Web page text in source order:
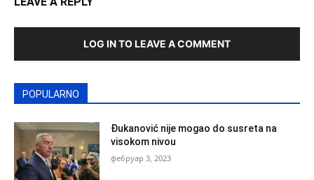
LOG IN TO LEAVE A COMMENT
POPULARNO
Đukanović nije mogao do susreta na
visokom nivou
фебруар 3, 2023